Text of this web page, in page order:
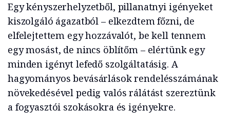
Egy kényszerhelyzetből, pillanatnyi igényeket
kiszolgáló ágazatból – elkezdtem főzni, de
elfelejtettem egy hozzávalót, be kell tennem
egy mosást, de nincs öblítőm – elértünk egy
minden igényt lefedő szolgáltatásig. A
hagyományos bevásárlások rendelésszámának
növekedésével pedig valós rálátást szereztünk
a fogyasztói szokásokra és igényekre.